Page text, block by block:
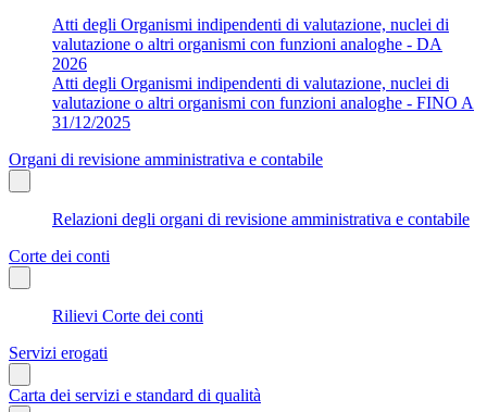
Atti degli Organismi indipendenti di valutazione, nuclei di
valutazione o altri organismi con funzioni analoghe - DA
2026
Atti degli Organismi indipendenti di valutazione, nuclei di
valutazione o altri organismi con funzioni analoghe - FINO A
31/12/2025
Organi di revisione amministrativa e contabile
Relazioni degli organi di revisione amministrativa e contabile
Corte dei conti
Rilievi Corte dei conti
Servizi erogati
Carta dei servizi e standard di qualità